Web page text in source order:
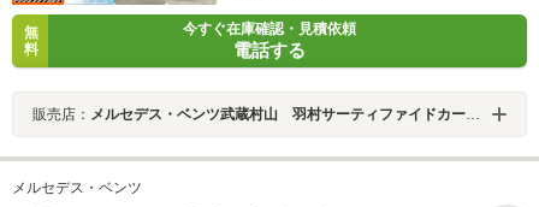
無
料
今すぐ在庫確認・見積依頼
電話する
販売店： メルセデス・ベンツ武蔵村山 羽村サーティファイドカーセンター
メルセデス・ベンツ